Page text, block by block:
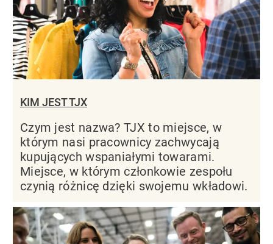
KIM JEST TJX
Czym jest nazwa? TJX to miejsce, w
którym nasi pracownicy zachwycają
kupujących wspaniałymi towarami.
Miejsce, w którym członkowie zespołu
czynią różnicę dzięki swojemu wkładowi.